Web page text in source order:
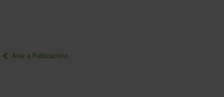
Anar a Publicacions